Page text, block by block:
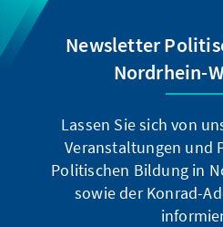
Newsletter
Nordrhein-
Lassen Sie sich von
Veranstaltungen und
Politischen Bildung in
sowie der Konrad-